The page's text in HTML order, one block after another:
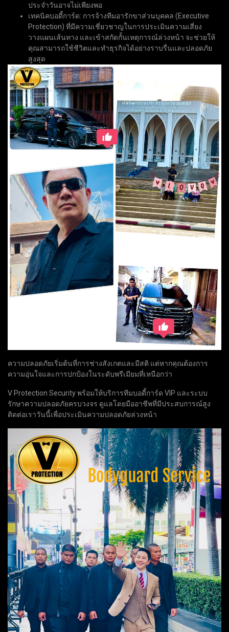
ประจำวันอาจไม่เพียงพอ
เทคนิคบอดี้การ์ด: การจ้างทีมอารักขาส่วนบุคคล (Executive
Protection) ที่มีความเชี่ยวชาญในการประเมินความเสี่ยง
วางแผนเส้นทาง และเข้าสกัดกั้นเหตุการณ์ล่วงหน้า จะช่วยให้
คุณสามารถใช้ชีวิตและทำธุรกิจได้อย่างราบรื่นและปลอดภัย
สูงสุด
ความปลอดภัยเริ่มต้นที่การช่างสังเกตและมีสติ แต่หากคุณต้องการ
ความอุ่นใจและการปกป้องในระดับพรีเมียมที่เหนือกว่า
V Protection Security พร้อมให้บริการทีมบอดี้การ์ด VIP และระบบ
รักษาความปลอดภัยครบวงจร ดูแลโดยมืออาชีพที่มีประสบการณ์สูง
ติดต่อเราวันนี้เพื่อประเมินความปลอดภัยล่วงหน้า